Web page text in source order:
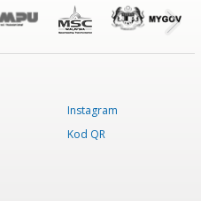
Instagram
Kod QR